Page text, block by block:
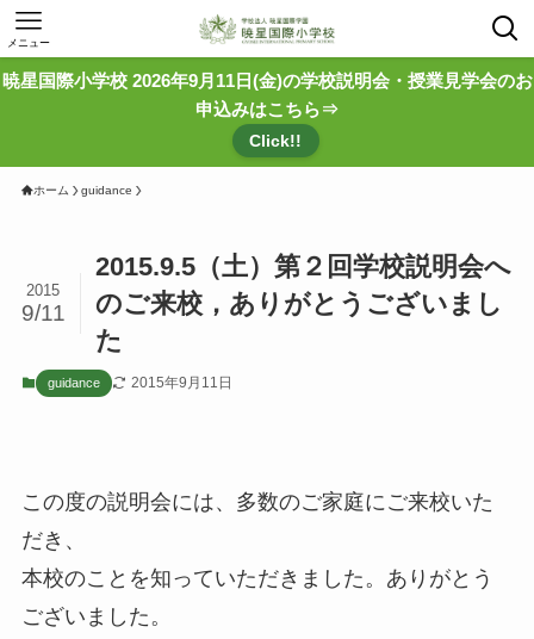
メニュー
暁星国際小学校 2026年9月11日(金)の学校説明会・授業見学会のお
申込みはこちら⇒
Click!!
ホーム guidance
2015.9.5（土）第２回学校説明会へ
のご来校，ありがとうございまし
た
2015
9/11
guidance 2015年9月11日
この度の説明会には、多数のご家庭にご来校いた
だき、
本校のことを知っていただきました。ありがとう
ございました。